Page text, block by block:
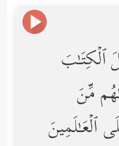
ٱلۡكِتَـٰبَ
مِّنَ
ٱلۡعَـٰلَمِینَ